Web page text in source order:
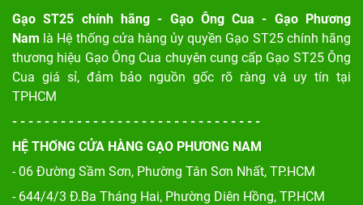
Gạo ST25 chính hãng - Gạo Ông Cua - Gạo Phương
Nam là Hệ thống cửa hàng ủy quyền Gạo ST25 chính hãng
thương hiệu Gạo Ông Cua chuyên cung cấp Gạo ST25 Ông
Cua giá sỉ, đảm bảo nguồn gốc rõ ràng và uy tín tại
TPHCM
- - - - - - - - - - - - - - - - - - - - - - - - - - - - - - -
HỆ THỐNG CỬA HÀNG GẠO PHƯƠNG NAM
- 06 Đường Sầm Sơn, Phường Tân Sơn Nhất, TP.HCM
- 644/4/3 Đ.Ba Tháng Hai, Phường Diên Hồng, TP.HCM